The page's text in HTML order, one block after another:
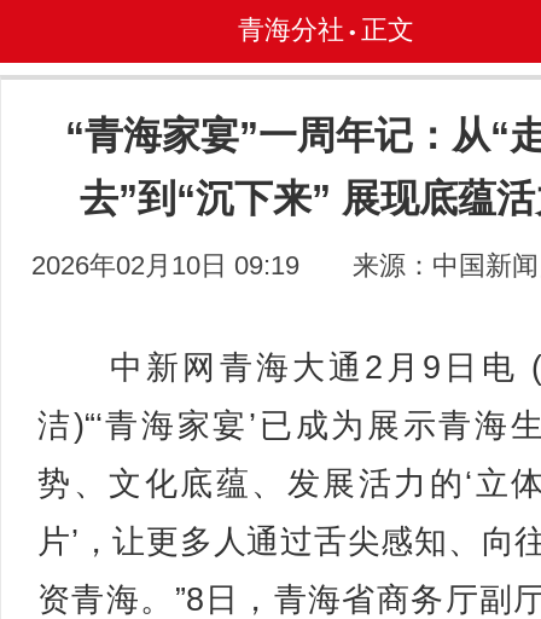
青海分社 • 正文
“青海家宴”一周年记：从“
去”到“沉下来” 展现底蕴
2026年02月10日 09:19 来源：中国新
中新网青海大通2月9日电
洁)“‘青海家宴’已成为展示青海
势、文化底蕴、发展活力的‘立
片’，让更多人通过舌尖感知、向
资青海。”8日，青海省商务厅副